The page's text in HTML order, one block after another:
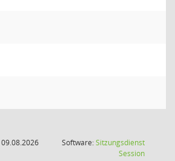
Software:Sitzungsdienst
Session(Wird in